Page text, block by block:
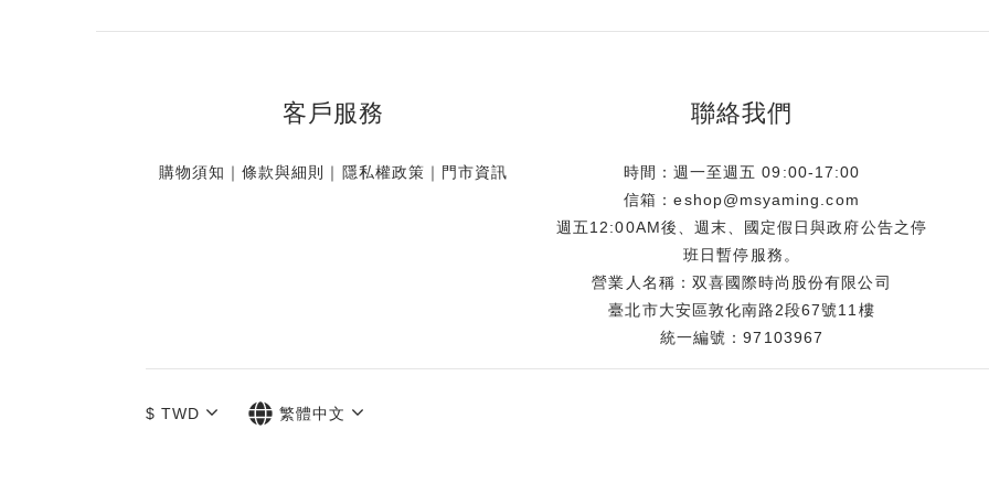
客戶服務
購物須知 ｜條款與細則 ｜ 隱私權政策 ｜ 門市資訊
聯絡我們
時間：週一至週五 09:00-17:00
信箱：eshop@msyaming.com
週五12:00AM後、週末、國定假日與政府公告之停
班日暫停服務。
營業人名稱：双喜國際時尚股份有限公司
臺北市大安區敦化南路2段67號11樓
統一編號：97103967
$ TWD 繁體中文